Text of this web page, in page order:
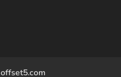
offset5.com